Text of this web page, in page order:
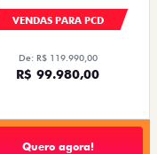
VENDAS PARA PCD
De: R$ 119.990,00
R$ 99.980,00
Quero agora!